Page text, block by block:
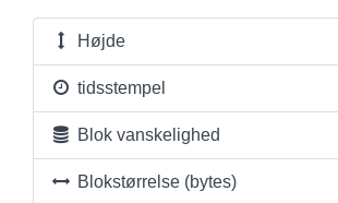
Højde
tidsstempel
Blok vanskelighed
Blokstørrelse (bytes)